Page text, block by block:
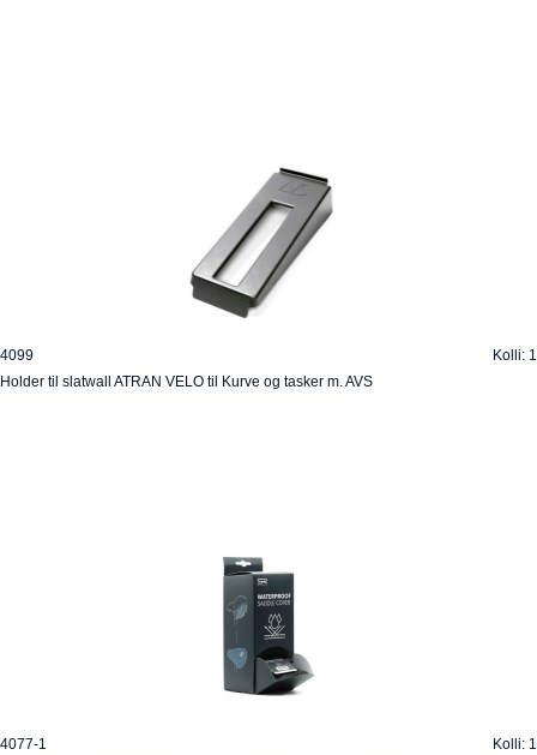
4099
Kolli: 1
Holder til slatwall ATRAN VELO til Kurve og tasker m. AVS
4077-1
Kolli: 1